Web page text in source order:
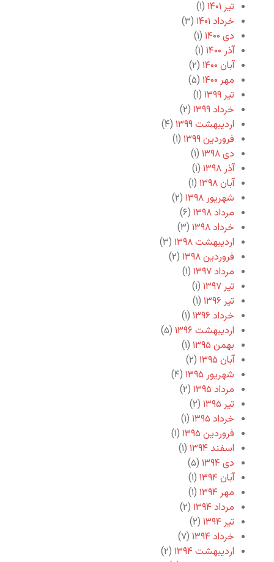
تیر ۱۴۰۱
(۱)
خرداد ۱۴۰۱
(۳)
دی ۱۴۰۰
(۱)
آذر ۱۴۰۰
(۱)
آبان ۱۴۰۰
(۲)
مهر ۱۴۰۰
(۵)
تیر ۱۳۹۹
(۱)
خرداد ۱۳۹۹
(۲)
اردیبهشت ۱۳۹۹
(۴)
فروردین ۱۳۹۹
(۱)
دی ۱۳۹۸
(۱)
آذر ۱۳۹۸
(۱)
آبان ۱۳۹۸
(۱)
شهریور ۱۳۹۸
(۲)
مرداد ۱۳۹۸
(۶)
خرداد ۱۳۹۸
(۳)
اردیبهشت ۱۳۹۸
(۳)
فروردین ۱۳۹۸
(۲)
مرداد ۱۳۹۷
(۱)
تیر ۱۳۹۷
(۱)
تیر ۱۳۹۶
(۱)
خرداد ۱۳۹۶
(۱)
اردیبهشت ۱۳۹۶
(۵)
بهمن ۱۳۹۵
(۱)
آبان ۱۳۹۵
(۲)
شهریور ۱۳۹۵
(۴)
مرداد ۱۳۹۵
(۲)
تیر ۱۳۹۵
(۲)
خرداد ۱۳۹۵
(۱)
فروردین ۱۳۹۵
(۱)
اسفند ۱۳۹۴
(۱)
دی ۱۳۹۴
(۵)
آبان ۱۳۹۴
(۱)
مهر ۱۳۹۴
(۱)
مرداد ۱۳۹۴
(۲)
تیر ۱۳۹۴
(۲)
خرداد ۱۳۹۴
(۷)
اردیبهشت ۱۳۹۴
(۲)